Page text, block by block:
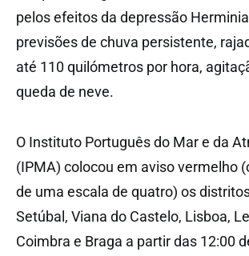
pelos efeitos da depressão
previsões de chuva persistente,
até 110 quilómetros por hora,
queda de neve.
O Instituto Português do Mar e da
(IPMA) colocou em aviso vermelho
de uma escala de quatro) os
Setúbal, Viana do Castelo, Lisboa,
Coimbra e Braga a partir das 12:00